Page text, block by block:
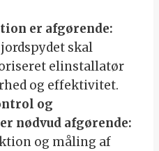
er afgørende:
skal
elinstallatør
og effektivitet.
og
nødvud afgørende:
og måling af